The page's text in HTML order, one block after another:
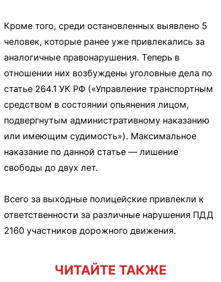
Кроме того, среди остановленных выявлено 5
человек, которые ранее уже привлекались за
аналогичные правонарушения. Теперь в
отношении них возбуждены уголовные дела по
статье 264.1 УК РФ («Управление транспортным
средством в состоянии опьянения лицом,
подвергнутым административному наказанию
или имеющим судимость»). Максимальное
наказание по данной статье — лишение
свободы до двух лет.
Всего за выходные полицейские привлекли к
ответственности за различные нарушения ПДД
2160 участников дорожного движения.
ЧИТАЙТЕ ТАКЖЕ